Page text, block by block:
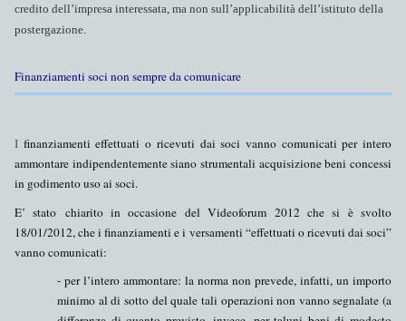
credito dell’impresa interessata, ma non sull’applicabilità dell’istituto della
postergazione.
Finanziamenti soci non sempre da comunicare
I finanziamenti effettuati o ricevuti dai soci vanno comunicati perintero
ammontare indipendentementesianostrumentali acquisizione beni concessi
in godimento uso ai soci.
E’ stato chiarito in occasione del Videoforum 2012 che si è svolto
18/01/2012, che ifinanziamentie i versamenti “effettuati o ricevuti dai soci”
vanno comunicati:
- per l’intero ammontare: la norma non prevede, infatti, un importo
minimo al di sotto del quale tali operazioni non vanno segnalate (a